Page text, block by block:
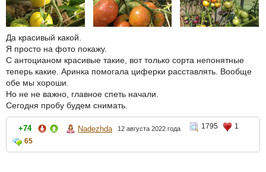
Да красивый какой.
Я просто на фото покажу.
С антоцианом красивые такие, вот только сорта непонятные
теперь какие. Аринка помогала циферки расставлять. Вообще
обе мы хороши.
Но не не важно, главное спеть начали.
Сегодня пробу будем снимать.
+74 Nadezhda 12 августа 2022 года 1795
1
65